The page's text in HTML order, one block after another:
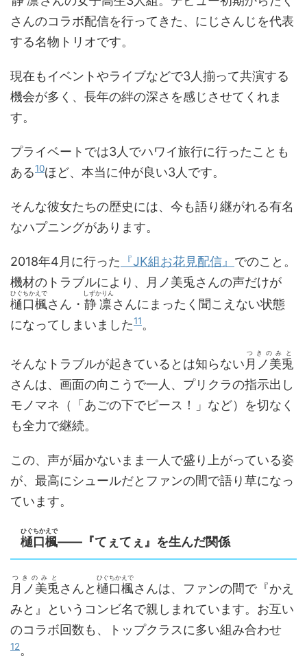
さんのコラボ配信を行ってきた、にじさんじを代表
する名物トリオです。
現在もイベントやライブなどで3人揃って共演する
機会が多く、長年の絆の深さを感じさせてくれま
す。
プライベートでは3人でハワイ旅行に行ったことも
ある10ほど、本当に仲が良い3人です。
そんな彼女たちの歴史には、今も語り継がれる有名
なハプニングがあります。
2018年4月に行った 『JK組お花見配信』 でのこと。
機材のトラブルにより、月ノ美兎さんの声だけが
樋口楓
ひぐちかえで
さん・ 静凛
しずかりん
さんにまったく聞こえない状態
になってしまいました11。
そんなトラブルが起きているとは知らない 月ノ美兎
つきのみと
さんは、画面の向こうで一人、プリクラの指示出し
モノマネ（「あごの下でピース！」など）を切なく
も全力で継続。
この、声が届かないまま一人で盛り上がっている姿
が、最高にシュールだとファンの間で語り草になっ
ています。
樋口楓
ひぐちかえで
――『てぇてぇ』を生んだ関係
月ノ美兎
つきのみと
さんと樋口楓
ひぐちかえで
さんは、ファンの間で『かえ
みと』というコンビ名で親しまれています。お互い
のコラボ回数も、トップクラスに多い組み合わせ
12。